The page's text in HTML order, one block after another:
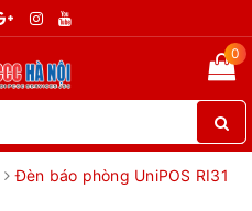
0
Đèn báo phòng UniPOS RI31